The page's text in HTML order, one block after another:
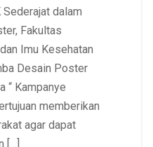
dalam
Fakultas
Imu Kesehatan
Desain Poster
“ Kampanye
memberikan
agar dapat
[…]